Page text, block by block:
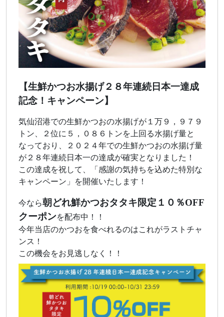
【生鮮かつお水揚げ２８年連続日本一達成
記念！キャンペーン】
気仙沼港での生鮮かつおの水揚げが１万９，９７９
トン、２位に５，０８６トンを上回る水揚げ量と
なっており、２０２４年での生鮮かつおの水揚げ量
が２８年連続日本一の達成が確実となりました！
この達成を祝して、「感謝の気持ちを込めた特別な
キャンペーン」を開催いたします！
今なら朝どれ鮮かつおタタキ限定１０％OFF
クーポンを配布中！！
今年当店のかつおを食べれるのはこれがラストチャ
ンス！
この機会をお見逃しなく！！